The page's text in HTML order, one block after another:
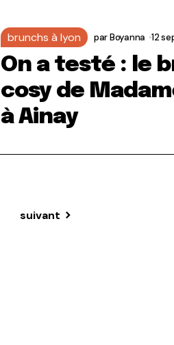
brunchs à lyon parBoyanna 12
On a testé : le
cosy de
à Ainay
suivant